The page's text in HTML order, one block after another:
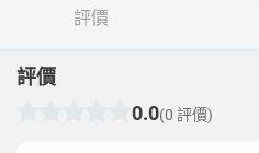
評價
評價
0.0(0 評價)